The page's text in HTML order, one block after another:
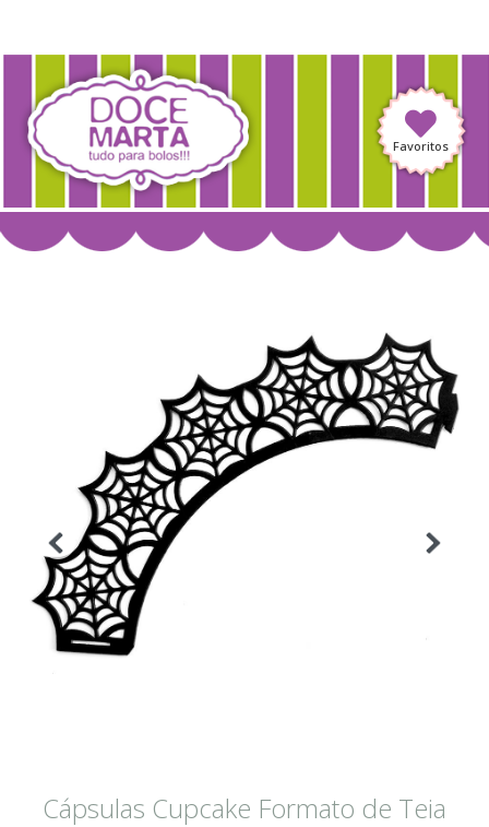
Favoritos
Cápsulas Cupcake Formato de Teia